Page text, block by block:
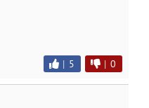
| 5 | 0